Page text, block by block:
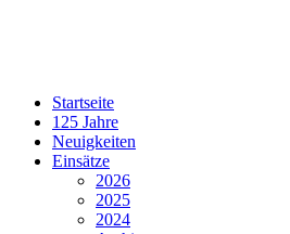
Startseite
125 Jahre
Neuigkeiten
Einsätze
2026
2025
2024